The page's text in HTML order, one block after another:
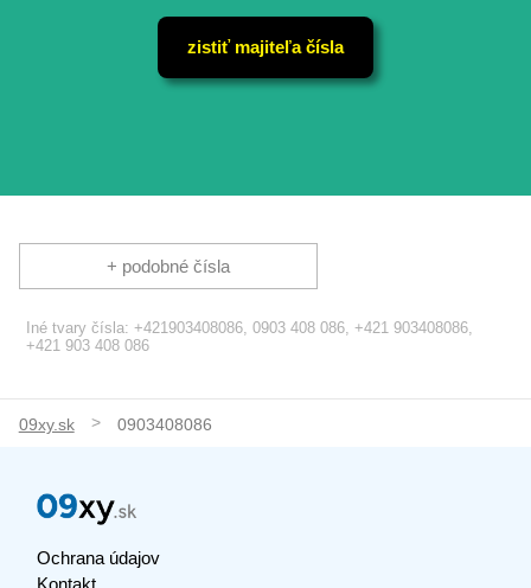
zistiť majiteľa čísla
+ podobné čísla
Iné tvary čísla: +421903408086, 0903 408 086, +421 903408086,
+421 903 408 086
09xy.sk 0903408086
Ochrana údajov